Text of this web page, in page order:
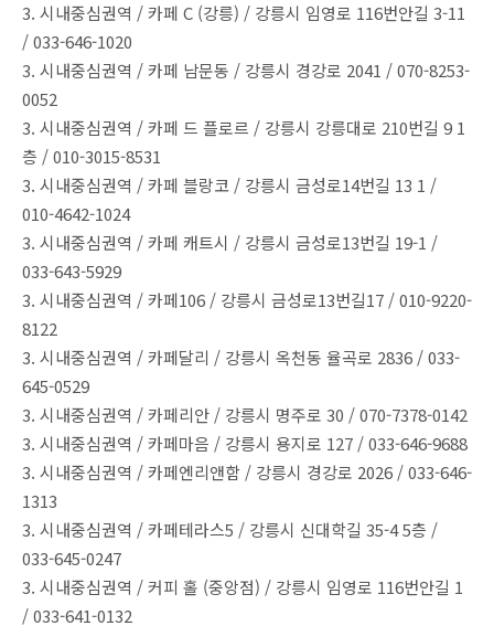
3. 시내중심권역 / 카페 C (강릉) / 강릉시 임영로 116번안길 3-11
/ 033-646-1020
3. 시내중심권역 / 카페 남문동 / 강릉시 경강로 2041 / 070-8253-
0052
3. 시내중심권역 / 카페 드 플로르 / 강릉시 강릉대로 210번길 9 1
층 / 010-3015-8531
3. 시내중심권역 / 카페 블랑코 / 강릉시 금성로14번길 13 1 /
010-4642-1024
3. 시내중심권역 / 카페 캐트시 / 강릉시 금성로13번길 19-1 /
033-643-5929
3. 시내중심권역 / 카페106 / 강릉시 금성로13번길17 / 010-9220-
8122
3. 시내중심권역 / 카페달리 / 강릉시 옥천동 율곡로 2836 / 033-
645-0529
3. 시내중심권역 / 카페리안 / 강릉시 명주로 30 / 070-7378-0142
3. 시내중심권역 / 카페마음 / 강릉시 용지로 127 / 033-646-9688
3. 시내중심권역 / 카페엔리앤함 / 강릉시 경강로 2026 / 033-646-
1313
3. 시내중심권역 / 카페테라스5 / 강릉시 신대학길 35-4 5층 /
033-645-0247
3. 시내중심권역 / 커피 홀 (중앙점) / 강릉시 임영로 116번안길 1
/ 033-641-0132